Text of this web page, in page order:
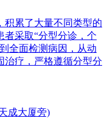
积累了大量不同类型的
者采取“分型分诊，个
全面检测病因，从动
治疗，严格遵循分型分
成大厦旁)